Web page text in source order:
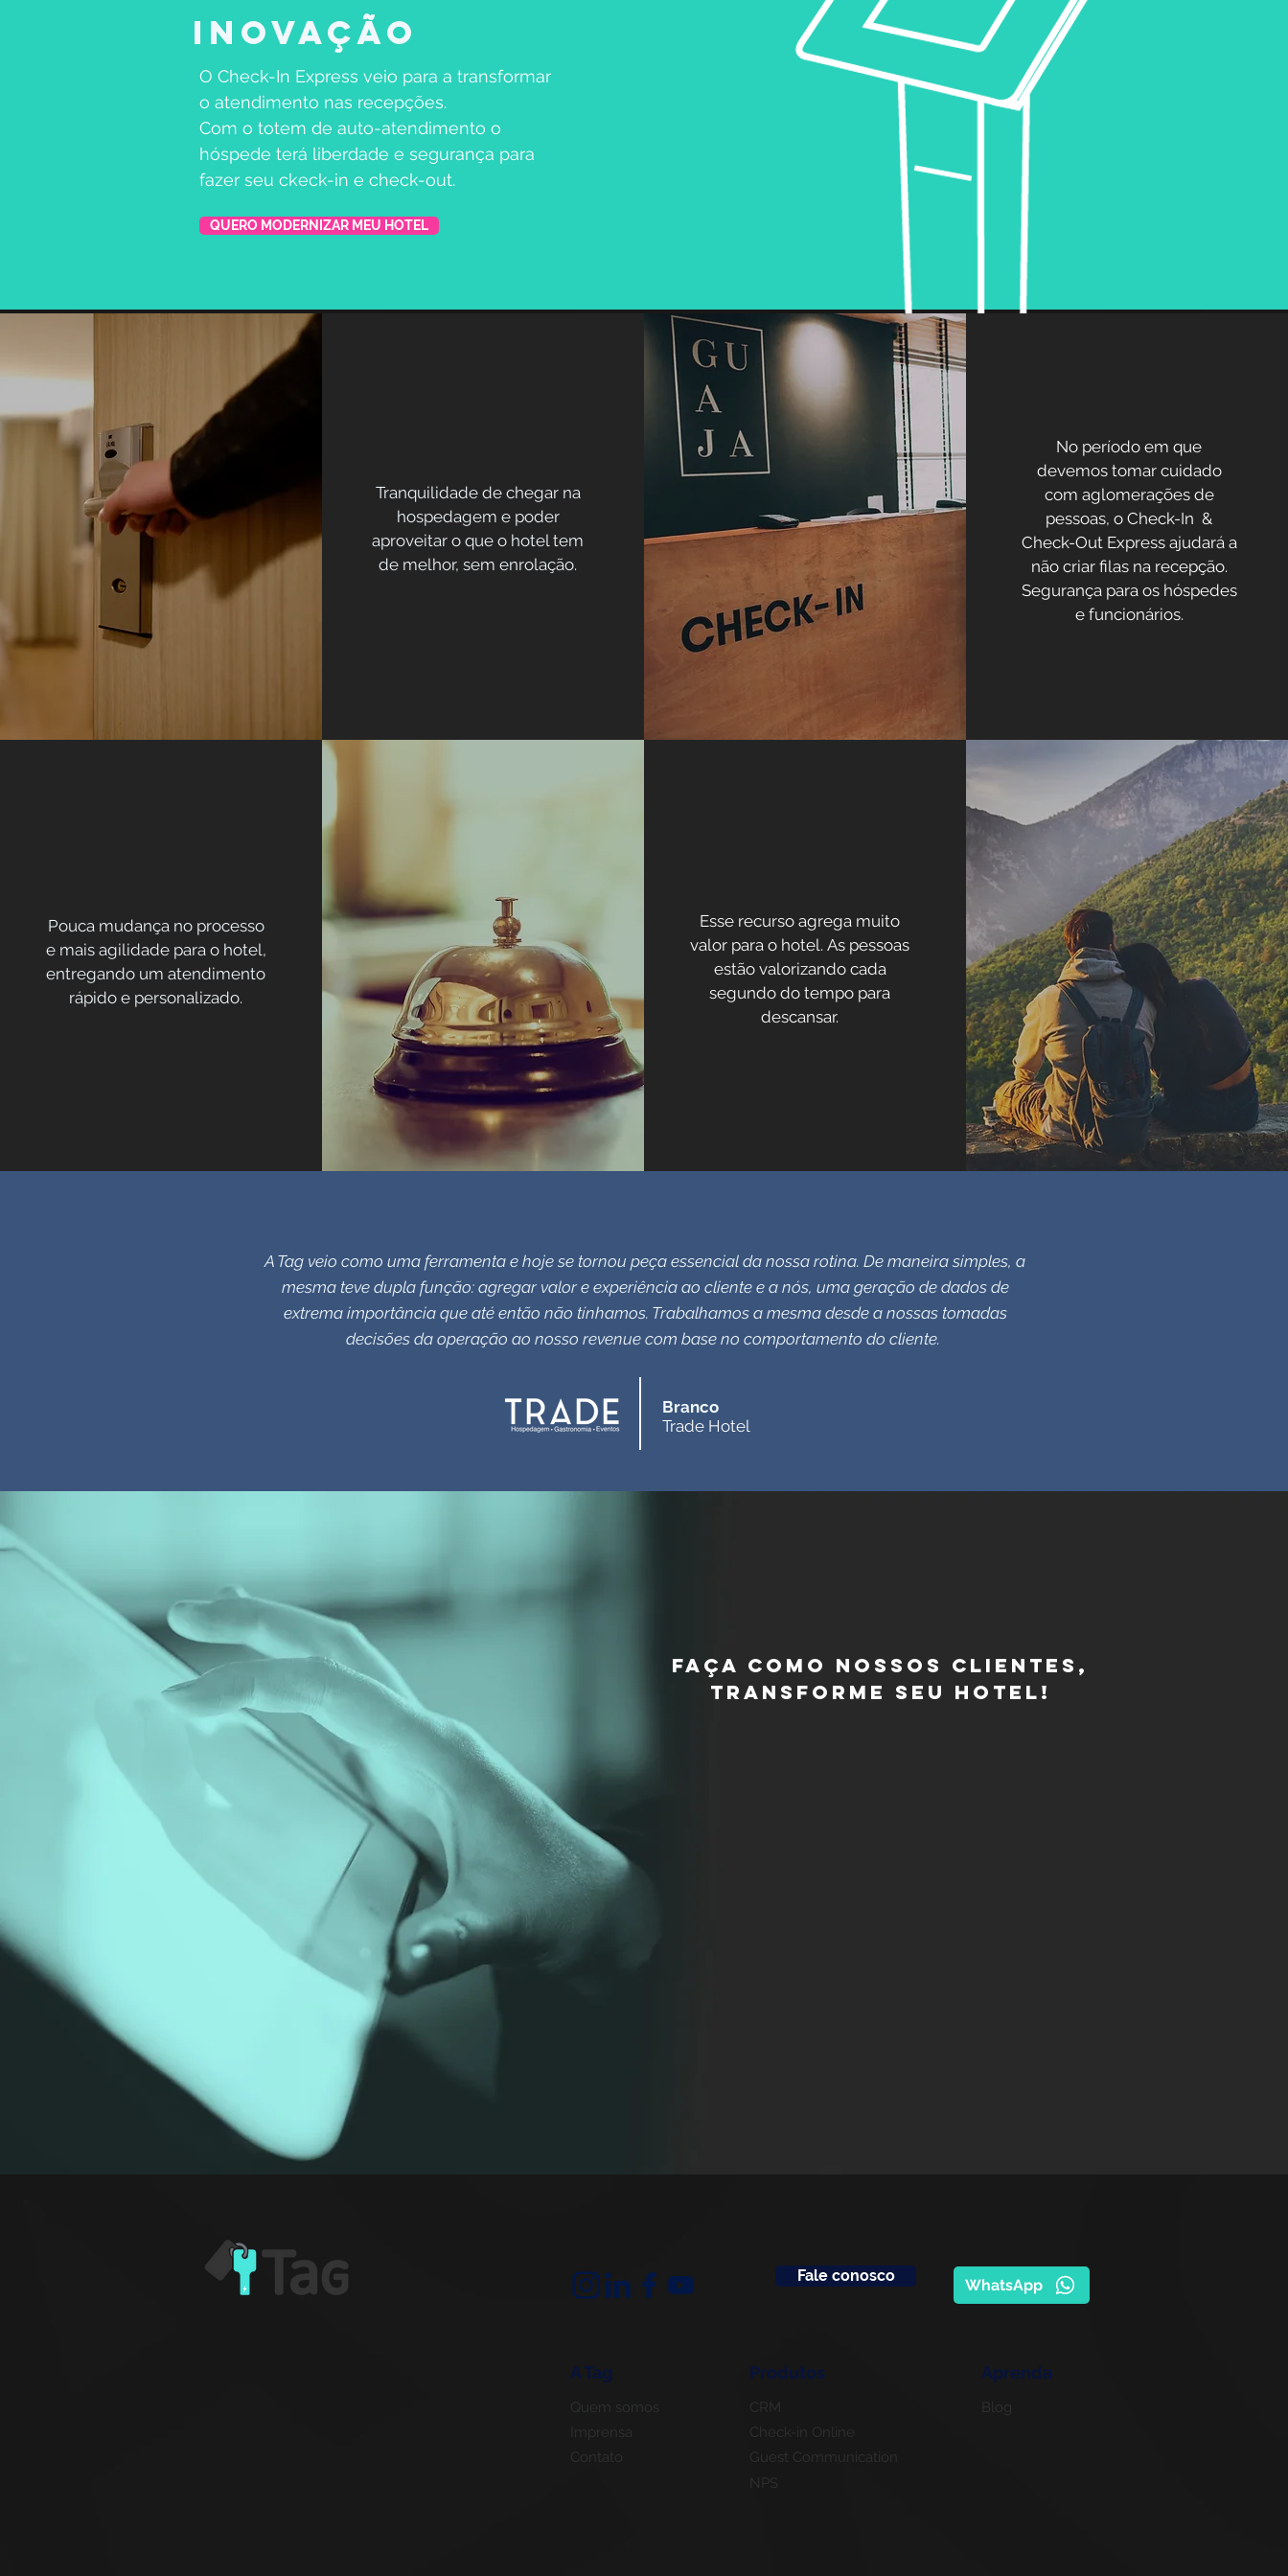
INOVAÇÃO
O Check-In Express veio para a transformar
o atendimento nas recepções.
Com o totem de auto-atendimento o
hóspede terá liberdade e segurança para
fazer seu ckeck-in e check-out.
QUERO MODERNIZAR MEU HOTEL
Tranquilidade de chegar na
hospedagem e poder
aproveitar o que o hotel tem
de melhor, sem enrolação.
No período em que
devemos tomar cuidado
com aglomerações de
pessoas, o Check-In &
Check-Out Express ajudará a
não criar filas na recepção.
Segurança para os hóspedes
e funcionários.
Pouca mudança no processo
e mais agilidade para o hotel,
entregando um atendimento
rápido e personalizado.
Esse recurso agrega muito
valor para o hotel. As pessoas
estão valorizando cada
segundo do tempo para
descansar.
A Tag veio como uma ferramenta e hoje se tornou peça essencial da nossa rotina. De maneira simples, a
mesma teve dupla função: agregar valor e experiência ao cliente e a nós, uma geração de dados de
extrema importância que até então não tínhamos. Trabalhamos a mesma desde a nossas tomadas
decisões da operação ao nosso revenue com base no comportamento do cliente.
Branco
Trade Hotel
Faça como nossos clientes,
transforme seu hotel!
A Tag
Quem somos
Imprensa
Contato
Fale conosco
Produtos
CRM
Check-in Online
Guest Communication
WhatsApp
Aprenda
Blog
NPS